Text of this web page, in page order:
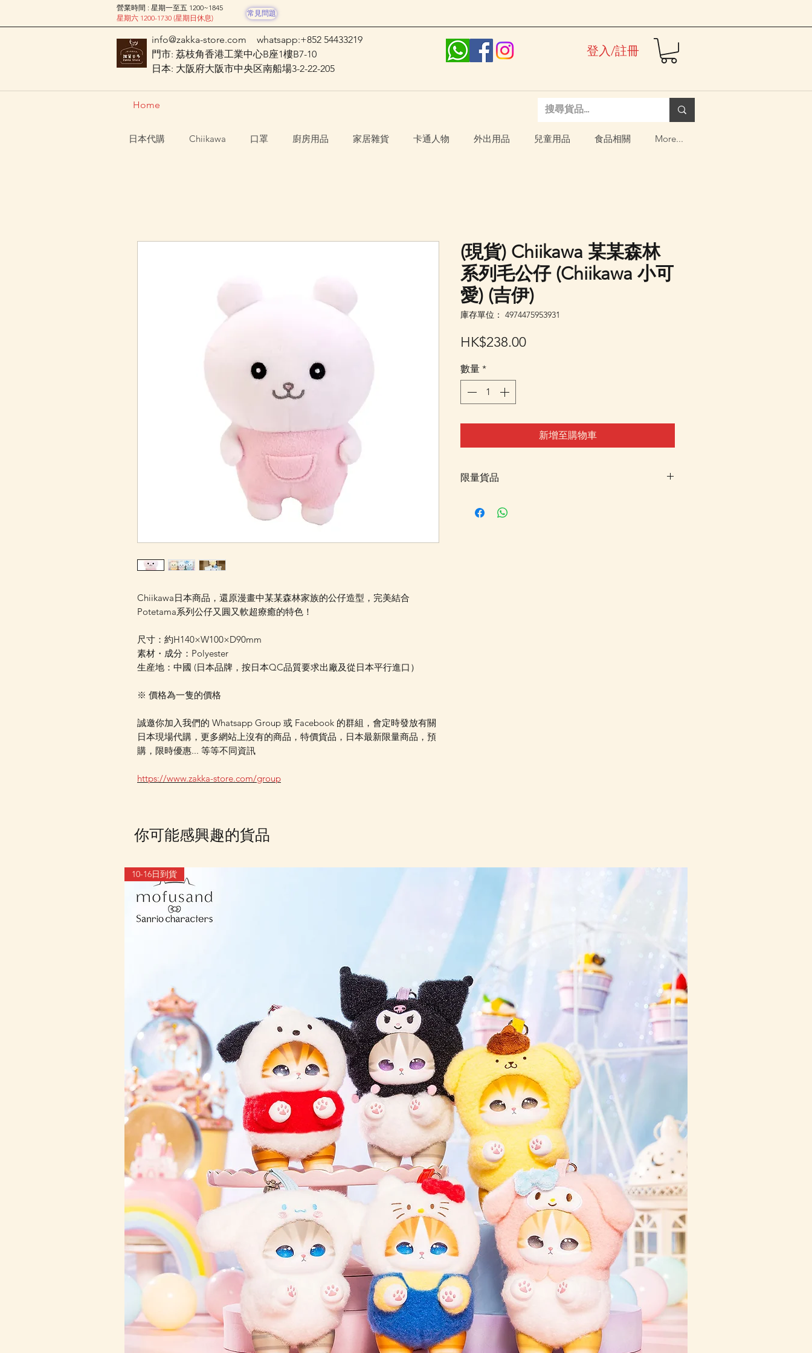
營業時間 : 星期一至五 1200~1845
星期六 1200-1730 (星期日休息)
常見問題
info@zakka-store.com
whatsapp:+852 54433219
門市: 荔枝角香港工業中心B座1樓B7-10
日本: 大阪府大阪市中央区南船場3-2-22-205
登入/註冊
Home
日本代購 Chiikawa 口罩 廚房用品 家居雜貨 卡通人物 外出用品 兒童用品 食品相關 More...
Chiikawa日本商品，還原漫畫中某某森林家族的公仔造型，完美結合
Potetama系列公仔又圓又軟超療癒的特色！
尺寸：約H140×W100×D90mm
素材・成分：Polyester
生産地：中國 (日本品牌，按日本QC品質要求出廠及從日本平行進口）
※ 價格為一隻的價格
誠邀你加入我們的 Whatsapp Group 或 Facebook 的群組，會定時發放有關
日本現場代購，更多網站上沒有的商品，特價貨品，日本最新限量商品，預
購，限時優惠... 等等不同資訊
https://www.zakka-store.com/group
(現貨) Chiikawa 某某森林
系列毛公仔 (Chiikawa 小可
愛) (吉伊)
庫存單位： 4974475953931
HK$238.00價
數量 *
新增至購物車
限量貨品
恢復供應時通知我"，系統會在返貨時電郵通知，
你可能感興趣的貨品
10-16日到貨